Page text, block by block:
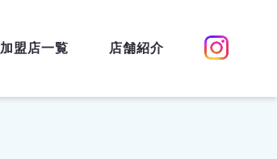
加盟店一覧 店舗紹介